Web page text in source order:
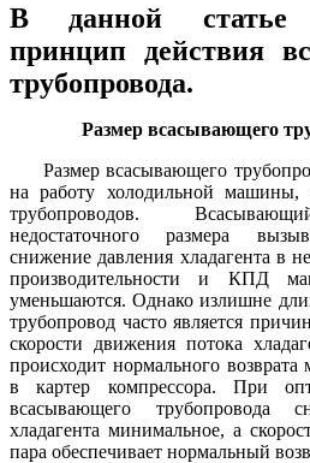
В данной статье
принцип действия
трубопровода.
Размер всасывающего
Размер всасывающего
на работу холодильной машины,
трубопроводов.
недостаточного размера
снижение давления хладагента в
производительности и КПД
уменьшаются. Однако излишне
трубопровод часто является
скорости движения потока
происходит нормального возврата
в картер компрессора. При
всасывающего трубопровода
хладагента минимальное, а
пара обеспечивает нормальный